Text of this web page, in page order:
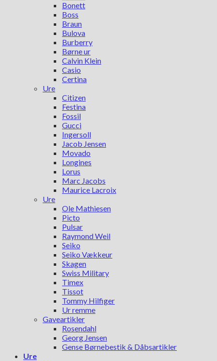
Bonett
Boss
Braun
Bulova
Burberry
Børne ur
Calvin Klein
Casio
Certina
Ure
Citizen
Festina
Fossil
Gucci
Ingersoll
Jacob Jensen
Movado
Longines
Lorus
Marc Jacobs
Maurice Lacroix
Ure
Ole Mathiesen
Picto
Pulsar
Raymond Weil
Seiko
Seiko Vækkeur
Skagen
Swiss Military
Timex
Tissot
Tommy Hilfiger
Ur remme
Gaveartikler
Rosendahl
Georg Jensen
Gense Børnebestik & Dåbsartikler
Ure